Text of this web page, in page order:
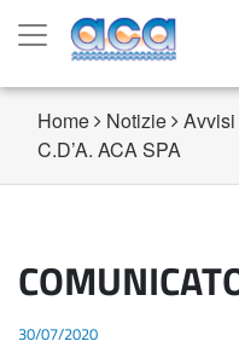
Home Notizie
C.D’A. ACA SPA
30/07/2020